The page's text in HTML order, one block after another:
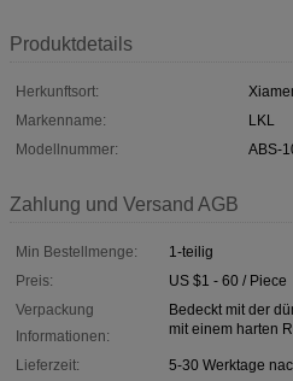
Produktdetails
Herkunftsort:
Markenname:
LKL
Modellnummer:
ABS-
Zahlung und Versand AGB
Min Bestellmenge:
1-teilig
Preis:
US $1 - 60 / Piece
Verpackung
Informationen:
Bedeckt mit der
mit einem harten
Lieferzeit:
5-30 Werktage